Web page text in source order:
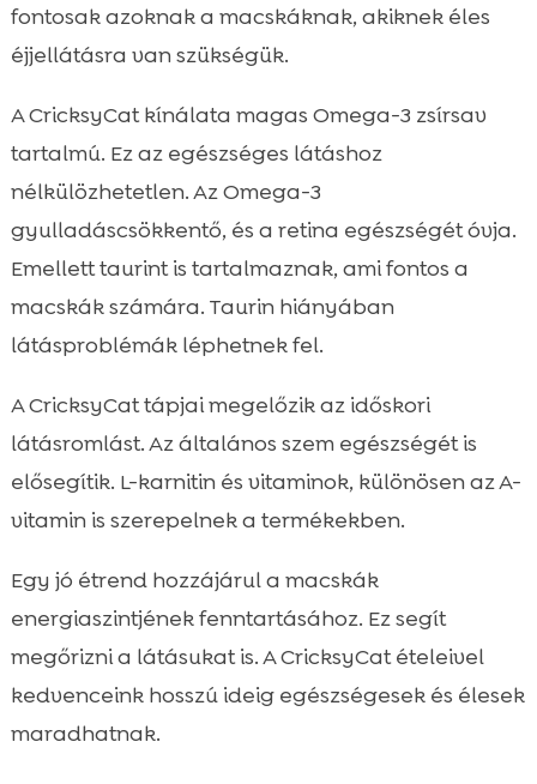
fontosak azoknak a macskáknak, akiknek éles
éjjellátásra van szükségük.
A CricksyCat kínálata magas Omega-3 zsírsav
tartalmú. Ez az egészséges látáshoz
nélkülözhetetlen. Az Omega-3
gyulladáscsökkentő, és a retina egészségét óvja.
Emellett taurint is tartalmaznak, ami fontos a
macskák számára. Taurin hiányában
látásproblémák léphetnek fel.
A CricksyCat tápjai megelőzik az időskori
látásromlást. Az általános szem egészségét is
elősegítik. L-karnitin és vitaminok, különösen az A-
vitamin is szerepelnek a termékekben.
Egy jó étrend hozzájárul a macskák
energiaszintjének fenntartásához. Ez segít
megőrizni a látásukat is. A CricksyCat ételeivel
kedvenceink hosszú ideig egészségesek és élesek
maradhatnak.